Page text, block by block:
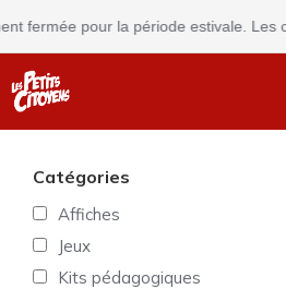
pour la période estivale. Les
Catégories
Affiches
Jeux
Kits pédagogiques